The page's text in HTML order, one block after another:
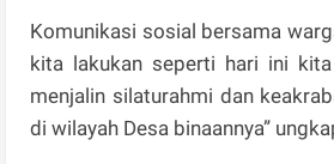
Komunikasi sosial bersama
kita lakukan seperti hari ini
menjalin silaturahmi dan
di wilayah Desa binaannya”